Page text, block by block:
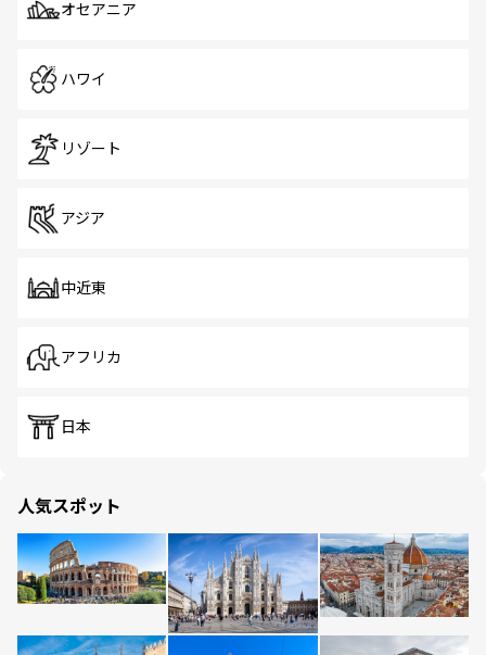
オセアニア
ハワイ
リゾート
アジア
中近東
アフリカ
日本
人気スポット